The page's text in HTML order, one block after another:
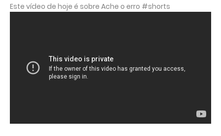
Este vídeo de hoje é sobre Ache o erro #shorts